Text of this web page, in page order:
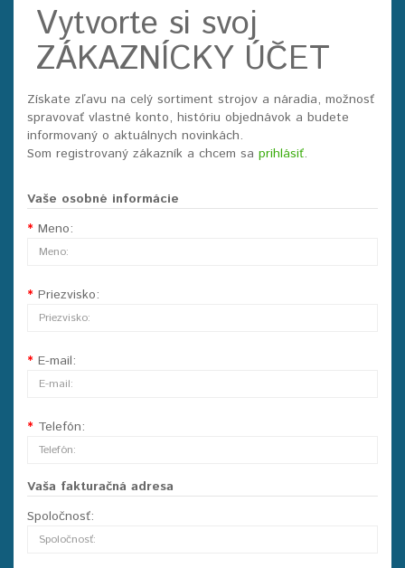
Vytvorte si svoj
ZÁKAZNÍCKY ÚČET
Získate zľavu na celý sortiment strojov a náradia, možnosť
spravovať vlastné konto, históriu objednávok a budete
informovaný o aktuálnych novinkách.
Som registrovaný zákazník a chcem sa prihlásiť.
Vaše osobné informácie
Meno:
Priezvisko:
E-mail:
Telefón:
Vaša fakturačná adresa
Spoločnosť: